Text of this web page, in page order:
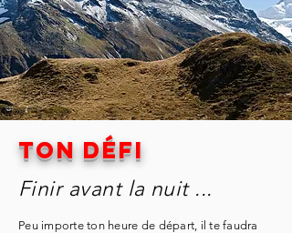
Ton défi
Finir avant la nuit ...
Peu importe ton heure de départ, il te faudra